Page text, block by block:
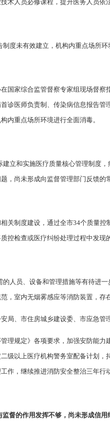
术人员必修课程，提升医务人员依
制度未有效建立，机构内重点场所
国家综合监管督察专家组现场督
诊医师负责制、传染病信息报告
内重点场所环境进行全面消毒。
建立和实施医疗质量核心管理制度
，尚未形成向监督管理部门反馈的
关制度建设，通过全市34个质量
控检查或医疗纠纷处理过程中发现
的人员、设备和管理措施等有待进
，室内无烟雾感应等消防装置，存
局、市住房城乡建设委、市应急
理规定》各项要求，加强安防能
级以上医疗机构警务室配备计划
作，继续推进消防安全整治三年
监督的作用发挥不够，尚未形成信